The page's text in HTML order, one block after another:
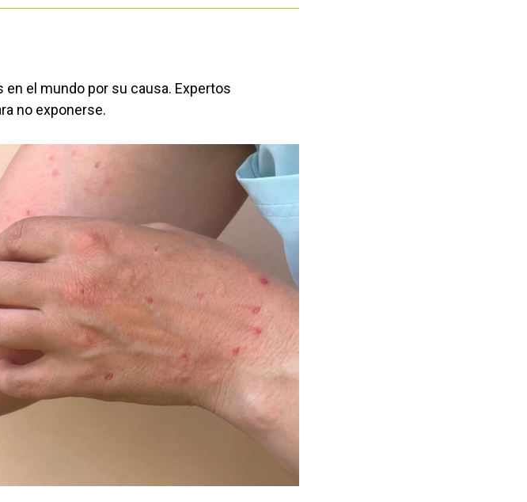
el mundo por su causa. Expertos
no exponerse.